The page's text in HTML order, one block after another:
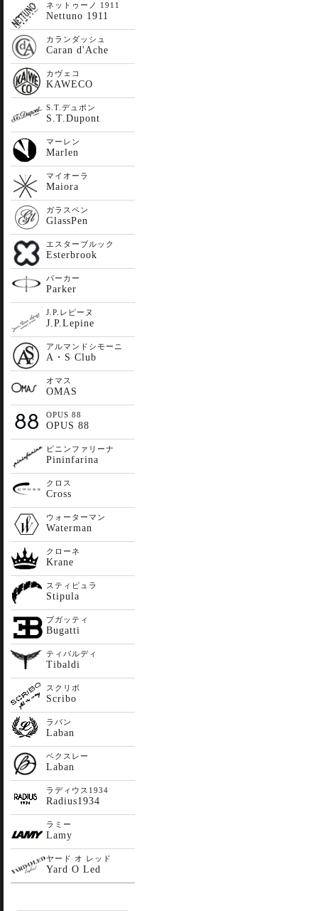
ネットゥーノ 1911
Nettuno 1911
カランダッシュ
Caran d'Ache
カヴェコ
KAWECO
S.T.デュポン
S.T.Dupont
マーレン
Marlen
マイオーラ
Maiora
ガラスペン
GlassPen
エスターブルック
Esterbrook
パーカー
Parker
J.P.レピーヌ
J.P.Lepine
アルマンドシモーニ
A・S Club
オマス
OMAS
OPUS 88
OPUS 88
ピニンファリーナ
Pininfarina
クロス
Cross
ウォーターマン
Waterman
クローネ
Krane
スティピュラ
Stipula
ブガッティ
Bugatti
ティバルディ
Tibaldi
スクリボ
Scribo
ラバン
Laban
ベクスレー
Laban
ラディウス1934
Radius1934
ラミー
Lamy
ヤード オ レッド
Yard O Led